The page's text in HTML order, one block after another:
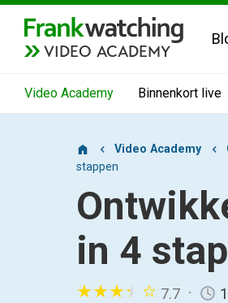
VIDEO ACADEMY
Video Academy Binnenkort live
Video Academy
stappen
in 4
7.7